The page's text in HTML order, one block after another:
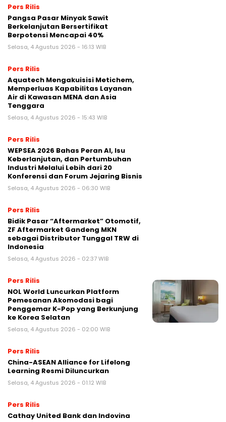
Pers Rilis
Pangsa Pasar Minyak Sawit
Berkelanjutan Bersertifikat
Berpotensi Mencapai 40%
Selasa, 4 Agustus 2026 - 16:13 WIB
Pers Rilis
Aquatech Mengakuisisi Metichem,
Memperluas Kapabilitas Layanan
Air di Kawasan MENA dan Asia
Tenggara
Selasa, 4 Agustus 2026 - 15:43 WIB
Pers Rilis
WEPSEA 2026 Bahas Peran AI, Isu
Keberlanjutan, dan Pertumbuhan
Industri Melalui Lebih dari 20
Konferensi dan Forum Jejaring Bisnis
Selasa, 4 Agustus 2026 - 06:30 WIB
Pers Rilis
Bidik Pasar “Aftermarket” Otomotif,
ZF Aftermarket Gandeng MKN
sebagai Distributor Tunggal TRW di
Indonesia
Selasa, 4 Agustus 2026 - 02:37 WIB
Pers Rilis
NOL World Luncurkan Platform
Pemesanan Akomodasi bagi
Penggemar K-Pop yang Berkunjung
ke Korea Selatan
Selasa, 4 Agustus 2026 - 02:00 WIB
Pers Rilis
China-ASEAN Alliance for Lifelong
Learning Resmi Diluncurkan
Selasa, 4 Agustus 2026 - 01:12 WIB
Pers Rilis
Cathay United Bank dan Indovina